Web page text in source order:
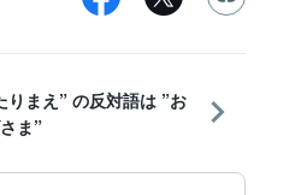
りまえ” の反対語は ”お
ま”